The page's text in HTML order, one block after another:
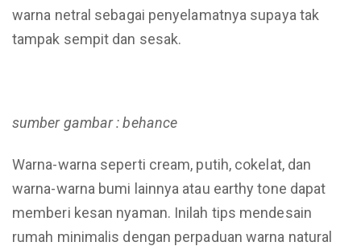
warna netral sebagai penyelamatnya supaya tak
tampak sempit dan sesak.
sumber gambar : behance
Warna-warna seperti cream, putih, cokelat, dan
warna-warna bumi lainnya atau earthy tone dapat
memberi kesan nyaman. Inilah tips mendesain
rumah minimalis dengan perpaduan warna natural